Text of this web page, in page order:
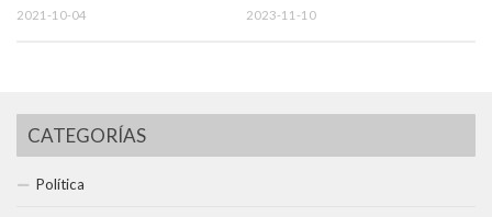
2021-10-04 2023-11-10
CATEGORÍAS
Política